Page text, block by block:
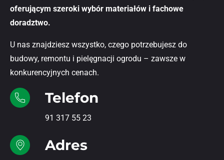
oferującym szeroki wybór materiałów i fachowe
doradztwo.
U nas znajdziesz wszystko, czego potrzebujesz do
budowy, remontu i pielęgnacji ogrodu – zawsze w
konkurencyjnych cenach.
Telefon
91 317 55 23
Adres